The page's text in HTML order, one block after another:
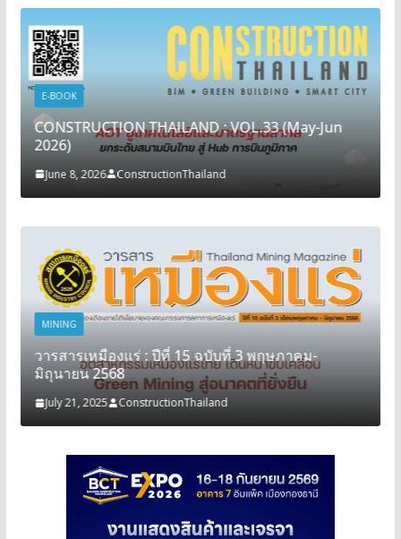
E-BOOK
CONSTRUCTION THAILAND : VOL.33 (May-Jun
2026)
June 8, 2026 ConstructionThailand
MINING
วารสารเหมืองแร่ : ปีที่ 15 ฉบับที่ 3 พฤษภาคม-
มิถุนายน 2568
July 21, 2025 ConstructionThailand